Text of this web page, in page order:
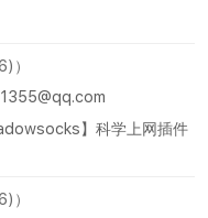
）
】科学上网插件
）